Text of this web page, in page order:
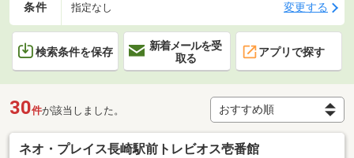
条件 指定なし 変更する
検索条件を保存
新着メールを受
取る
アプリで探す
30件が該当しました。
ネオ・プレイス長崎駅前トレビオス壱番館